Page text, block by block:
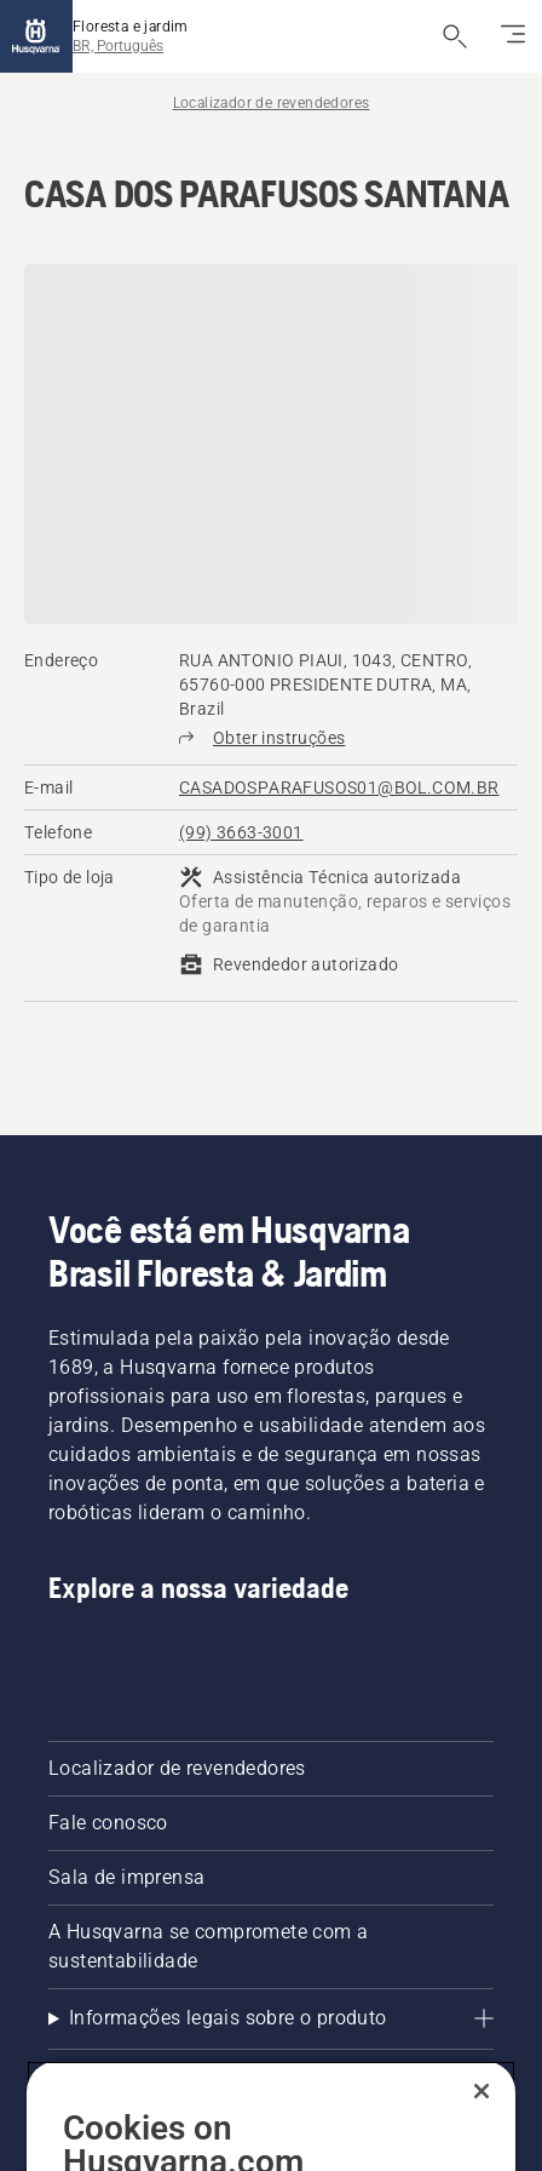
Floresta e jardim
BR, Português
Localizador de revendedores
CASA DOS PARAFUSOS SANTANA
Endereço
RUA ANTONIO PIAUI, 1043, CENTRO,
65760-000 PRESIDENTE DUTRA, MA,
Brazil
Obter instruções
E-mail CASADOSPARAFUSOS01@BOL.COM.BR
Telefone (99) 3663-3001
Tipo de loja
Assistência Técnica autorizada
Oferta de manutenção, reparos e serviços
de garantia
Revendedor autorizado
Você está em Husqvarna
Brasil Floresta & Jardim
Estimulada pela paixão pela inovação desde
1689, a Husqvarna fornece produtos
profissionais para uso em florestas, parques e
jardins. Desempenho e usabilidade atendem aos
cuidados ambientais e de segurança em nossas
inovações de ponta, em que soluções a bateria e
robóticas lideram o caminho.
Explore a nossa variedade
Localizador de revendedores
Fale conosco
Sala de imprensa
A Husqvarna se compromete com a
sustentabilidade
Informações legais sobre o produto
Outros sites Husqvarna
Cookies on
Husqvarna.com